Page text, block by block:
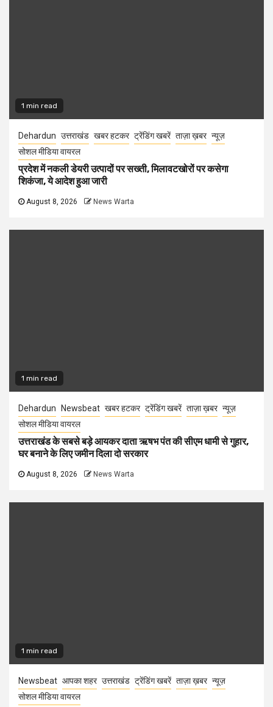
1 min read
Dehardun उत्तराखंड खबर हटकर ट्रेंडिंग खबरें ताज़ा ख़बर न्यूज़
सोशल मीडिया वायरल
प्रदेश में नकली डेयरी उत्पादों पर सख्ती, मिलावटखोरों पर कसेगा
शिकंजा, ये आदेश हुआ जारी
August 8, 2026 News Warta
1 min read
Dehardun Newsbeat खबर हटकर ट्रेंडिंग खबरें ताज़ा ख़बर न्यूज़
सोशल मीडिया वायरल
उत्तराखंड के सबसे बड़े आयकर दाता ऋषभ पंत की सीएम धामी से गुहार,
घर बनाने के लिए जमीन दिला दो सरकार
August 8, 2026 News Warta
1 min read
Newsbeat आपका शहर उत्तराखंड ट्रेंडिंग खबरें ताज़ा ख़बर न्यूज़
सोशल मीडिया वायरल